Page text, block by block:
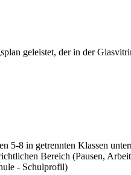
geleistet, der in der
8 in getrennten Klassen
Bereich (Pausen,
- Schulprofil)